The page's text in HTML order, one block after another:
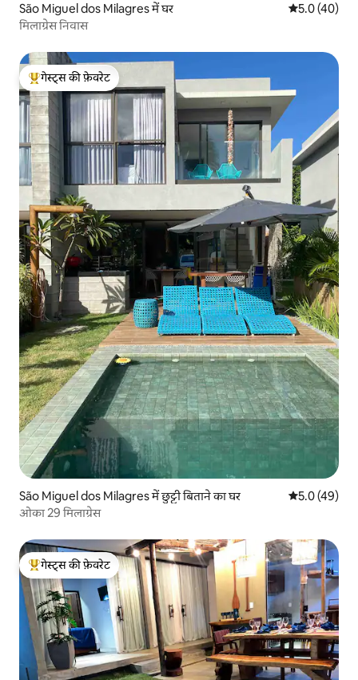
São Miguel dos Milagres में घर औसत रेटिंग 5
5.0 (40)
मिलाग्रेस निवास
गेस्ट्स का टॉप फ़ेवरेट
गेस्ट्स की फ़ेवरेट
São Miguel dos Milagres में छुट्टी बिताने का घर औसत रेटिंग 5
5.0 (49)
ओका 29 मिलाग्रेस
गेस्ट्स का टॉप फ़ेवरेट
गेस्ट्स की फ़ेवरेट